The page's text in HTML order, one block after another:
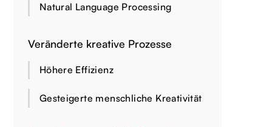
Natural Language Processing
Veränderte kreative Prozesse
Höhere Effizienz
Gesteigerte menschliche Kreativität